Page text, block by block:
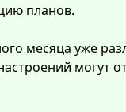
планов.
месяца уже
могут